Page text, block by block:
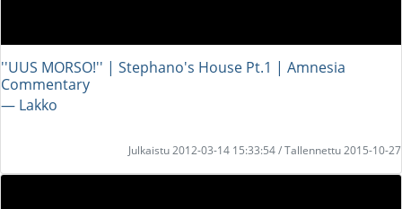
''UUS MORSO!'' | Stephano's House Pt.1 | Amnesia
Commentary
― Lakko
Julkaistu 2012-03-14 15:33:54 / Tallennettu 2015-10-27